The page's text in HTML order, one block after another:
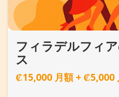
動画
サルサ用語集
ショップ
フィラデルフィ
ス
₡15,000 月額 + ₡5,000